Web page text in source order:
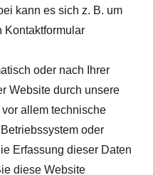
kann es sich z. B. um
Kontaktformular
oder nach Ihrer
Website durch unsere
vor allem technische
oder
Erfassung dieser Daten
diese Website